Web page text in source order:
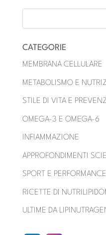
CATEGORIE
MEMBRANA CELLULARE
METABOLISMO E
STILE DI VITA E
OMEGA-3 E OMEGA-6
INFIAMMAZIONE
APPROFONDIMENTI
SPORT E PERFORMANCE
RICETTE DI
ULTIME DA